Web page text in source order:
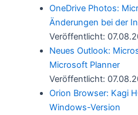
OneDrive Photos:
Änderungen bei der
Veröffentlicht:
Neues Outlook:
Microsoft Planner
Veröffentlicht:
Orion Browser: Kagi
Windows-Version